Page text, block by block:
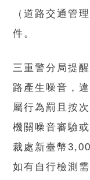
（道路交通管
件。
三重警分局提
路產生噪音，
屬行為罰且按
機關噪音審驗
裁處新臺幣
如有自行檢測